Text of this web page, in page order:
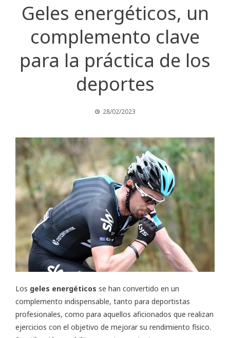
Geles energéticos, un
complemento clave
para la práctica de los
deportes
28/02/2023
Los geles energéticos se han convertido en un
complemento indispensable, tanto para deportistas
profesionales, como para aquellos aficionados que realizan
ejercicios con el objetivo de mejorar su rendimiento físico.